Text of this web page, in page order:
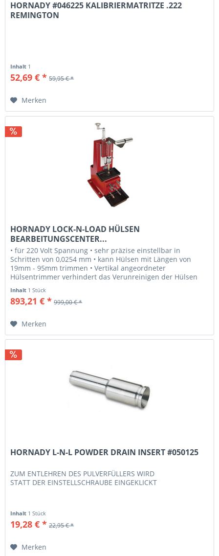
HORNADY #046225 KALIBRIERMATRITZE .222
REMINGTON
Inhalt 1
52,69 € * 59,95 € *
Merken
HORNADY LOCK-N-LOAD HÜLSEN
BEARBEITUNGSCENTER...
• für 220 Volt Spannung • sehr präzise einstellbar in
Schritten von 0,0254 mm • kann Hülsen mit Längen von
19mm - 95mm trimmen • Vertikal angeordneter
Hülsentrimmer verhindert das Verunreinigen der Hülsen
Inhalt 1 Stück
893,21 € * 999,00 € *
Merken
HORNADY L-N-L POWDER DRAIN INSERT #050125
ZUM ENTLEHREN DES PULVERFÜLLERS WIRD
STATT DER EINSTELLSCHRAUBE EINGEKLICKT
Inhalt 1 Stück
19,28 € * 22,95 € *
Merken